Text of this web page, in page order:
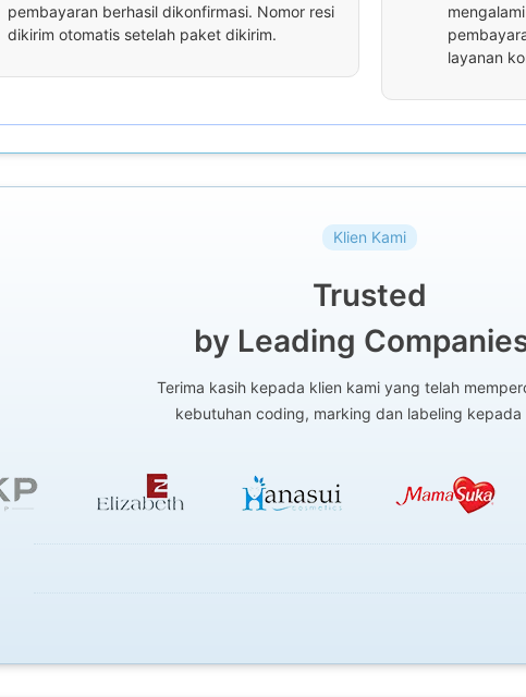
pembayaran berhasil dikonfirmasi. Nomor resi
dikirim otomatis setelah paket dikirim.
layanan
Klien Kami
Trusted
by Leading
Terima kasih kepada klien kami yang telah
kebutuhan coding, marking dan labeling kepada